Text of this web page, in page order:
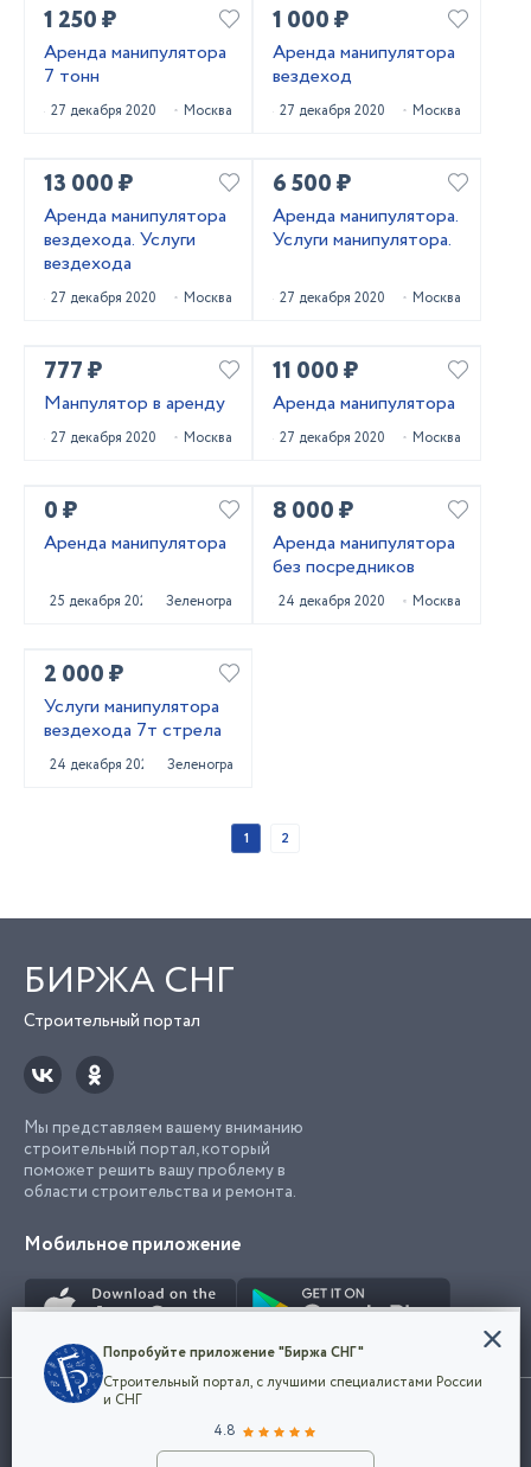
1 250 ₽
Аренда манипулятора
7 тонн
27 декабря 2020 Москва
1 000 ₽
Аренда манипулятора
вездеход
27 декабря 2020 Москва
13 000 ₽
Аренда манипулятора
вездехода. Услуги
вездехода
27 декабря 2020 Москва
6 500 ₽
Аренда манипулятора.
Услуги манипулятора.
27 декабря 2020 Москва
777 ₽
Манпулятор в аренду
27 декабря 2020 Москва
11 000 ₽
Аренда манипулятора
27 декабря 2020 Москва
0 ₽
Аренда манипулятора
25 декабря 2020 Зеленоград
8 000 ₽
Аренда манипулятора
без посредников
24 декабря 2020 Москва
2 000 ₽
Услуги манипулятора
вездехода 7т стрела
24 декабря 2020 Зеленоград
1 2
БИРЖА СНГ
Строительный портал
Мы представляем вашему вниманию
строительный портал, который
поможет решить вашу проблему в
области строительства и ремонта.
Мобильное приложение
Использование сайта, в том числе подача объявлений, означает
марки представленные на сайте являются собственностью их
Конфиденциальность
Мы используем файлы cookie, чтобы сделать
наш сайт удобным для каждого
Политикой конфиденциальности компании
Попробуйте приложение "Биржа СНГ"
Строительный портал, с лучшими специалистами России
и СНГ
4.8